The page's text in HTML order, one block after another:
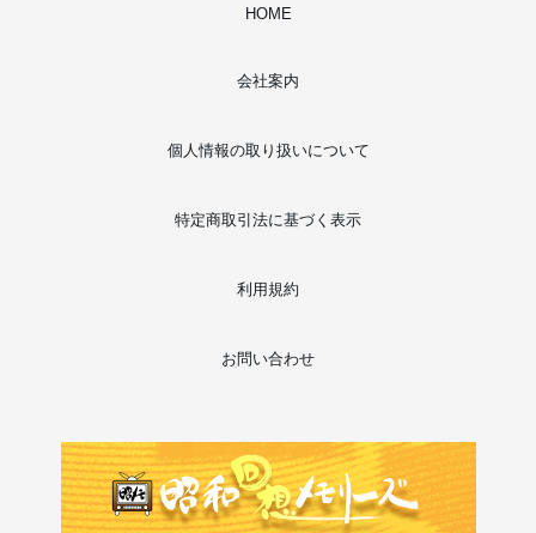
HOME
会社案内
個人情報の取り扱いについて
特定商取引法に基づく表示
利用規約
お問い合わせ